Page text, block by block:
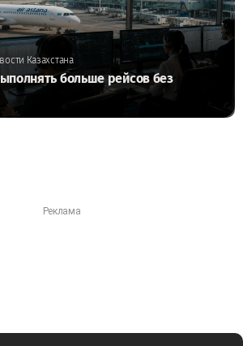
Казахстана
больше рейсов без